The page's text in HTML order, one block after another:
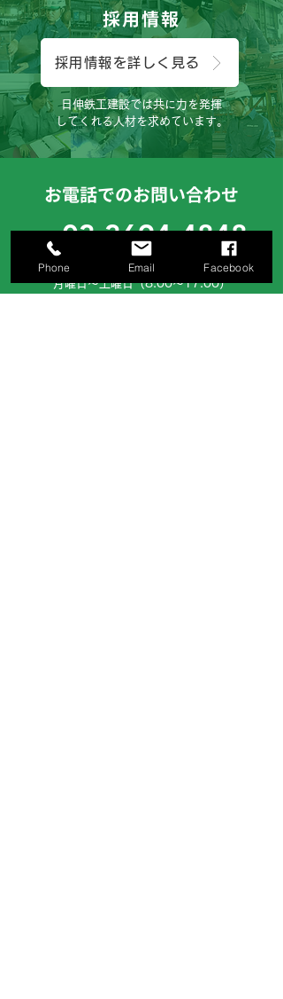
採用情報
採用情報を詳しく見る
日伸鉄工建設では共に力を発揮
してくれる人材を求めています。
お電話でのお問い合わせ
03-3694-4848
［ 営業時間 ］
月曜日～土曜日（8:00～17:00）
Phone Email Facebook